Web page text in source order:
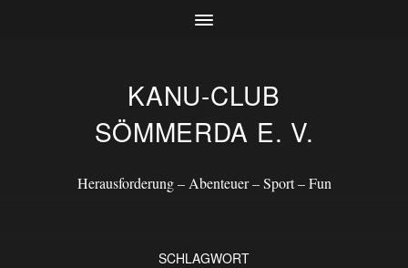
KANU-CLUB
SÖMMERDA E. V.
Herausforderung – Abenteuer – Sport – Fun
SCHLAGWORT